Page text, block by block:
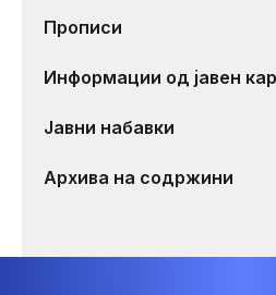
Прописи
Информации од јавен
Јавни набавки
Архива на содржини